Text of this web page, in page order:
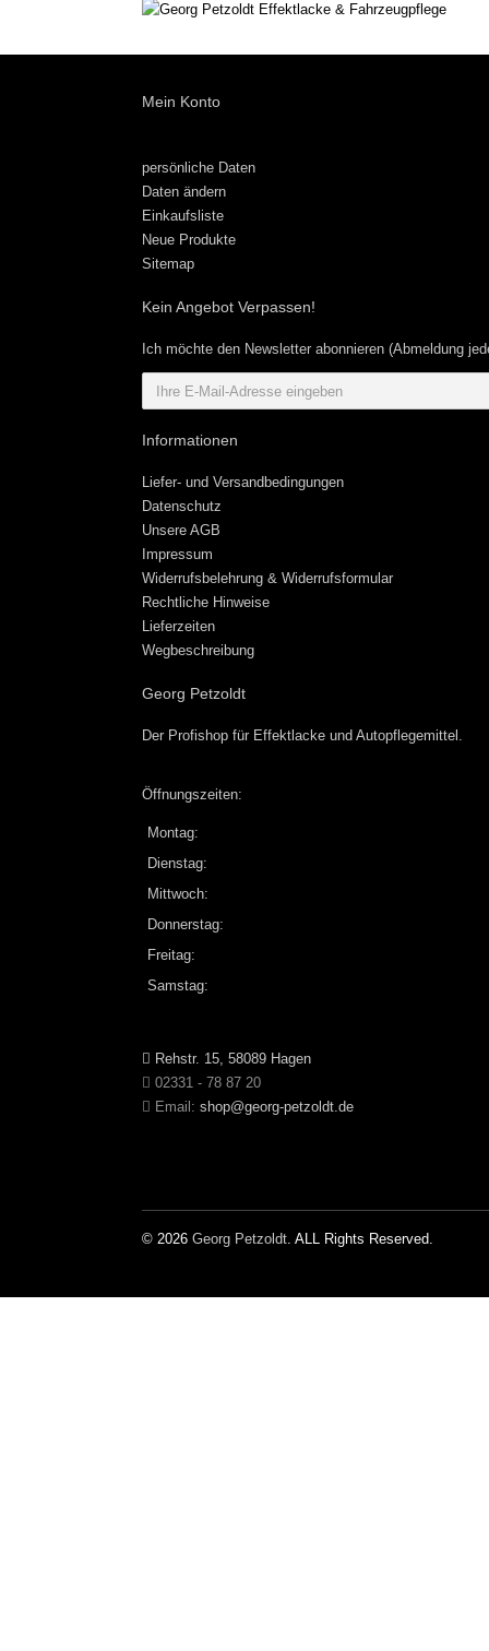
Mein Konto
persönliche Daten
Daten ändern
Einkaufsliste
Neue Produkte
Sitemap
Kein Angebot Verpassen!
Ich möchte den Newsletter abonnieren (Abmeldung
Informationen
Liefer- und Versandbedingungen
Datenschutz
Unsere AGB
Impressum
Widerrufsbelehrung & Widerrufsformular
Rechtliche Hinweise
Lieferzeiten
Wegbeschreibung
Georg Petzoldt
Der Profishop für Effektlacke und Autopflegemittel .
Öffnungszeiten:
Montag:
Dienstag:
Mittwoch:
Donnerstag:
Freitag:
Samstag:
Rehstr. 15, 58089 Hagen
02331 - 78 87 20
Email: shop@georg-petzoldt.de
© 2026 Georg Petzoldt . ALL Rights Reserved.